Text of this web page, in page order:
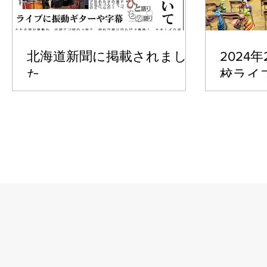
北海道新聞に掲載されまし
た
2024
校ライ